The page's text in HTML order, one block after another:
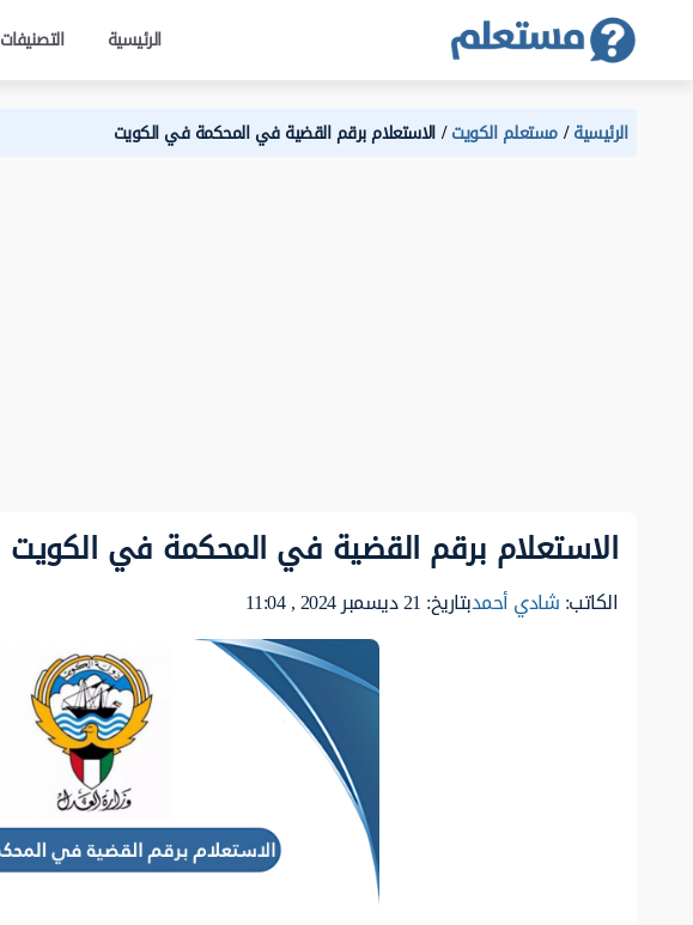
الرئيسية التصنيفات
الرئيسية مستعلم الكويت الاستعلام برقم القضية في المحكمة في الكويت
الاستعلام برقم القضية في المحكمة في الكويت
الكاتب:شادي أحمدبتاريخ: 21 ديسمبر 2024 , 11:04